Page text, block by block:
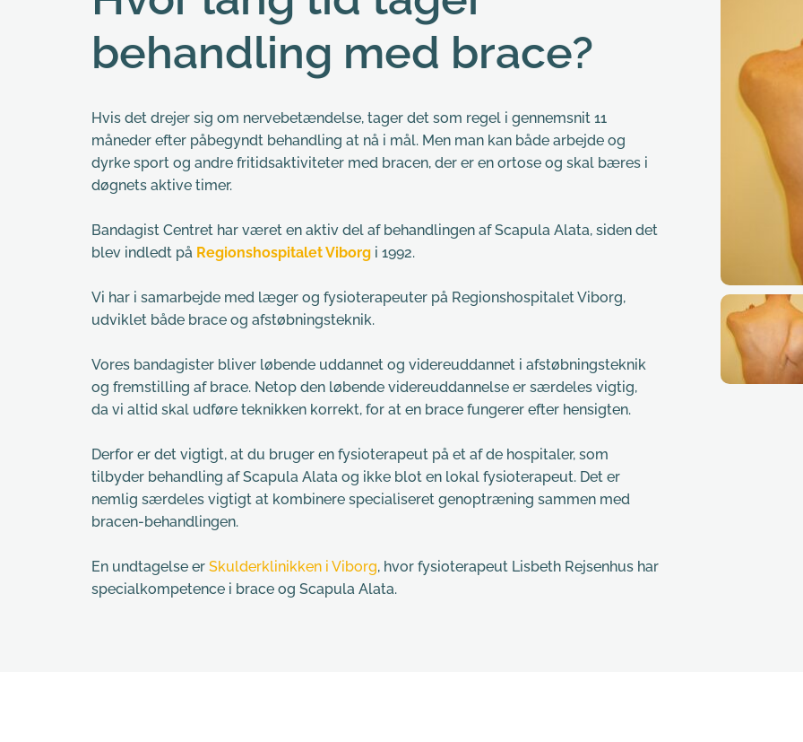
behandling med brace?
Hvis det drejer sig om nervebetændelse, tager det som regel i gennemsnit 11
måneder efter påbegyndt behandling at nå i mål. Men man kan både arbejde og
dyrke sport og andre fritidsaktiviteter med bracen, der er en ortose og skal bæres i
døgnets aktive timer.
Bandagist Centret har været en aktiv del af behandlingen af Scapula Alata, siden det
blev indledt på Regionshospitalet Viborg i 1992.
Vi har i samarbejde med læger og fysioterapeuter på Regionshospitalet Viborg,
udviklet både brace og afstøbningsteknik.
Vores bandagister bliver løbende uddannet og videreuddannet i afstøbningsteknik
og fremstilling af brace. Netop den løbende videreuddannelse er særdeles vigtig,
da vi altid skal udføre teknikken korrekt, for at en brace fungerer efter hensigten.
Derfor er det vigtigt, at du bruger en fysioterapeut på et af de hospitaler, som
tilbyder behandling af Scapula Alata og ikke blot en lokal fysioterapeut. Det er
nemlig særdeles vigtigt at kombinere specialiseret genoptræning sammen med
bracen-behandlingen.
En undtagelse er Skulderklinikken i Viborg, hvor fysioterapeut Lisbeth Rejsenhus har
specialkompetence i brace og Scapula Alata.